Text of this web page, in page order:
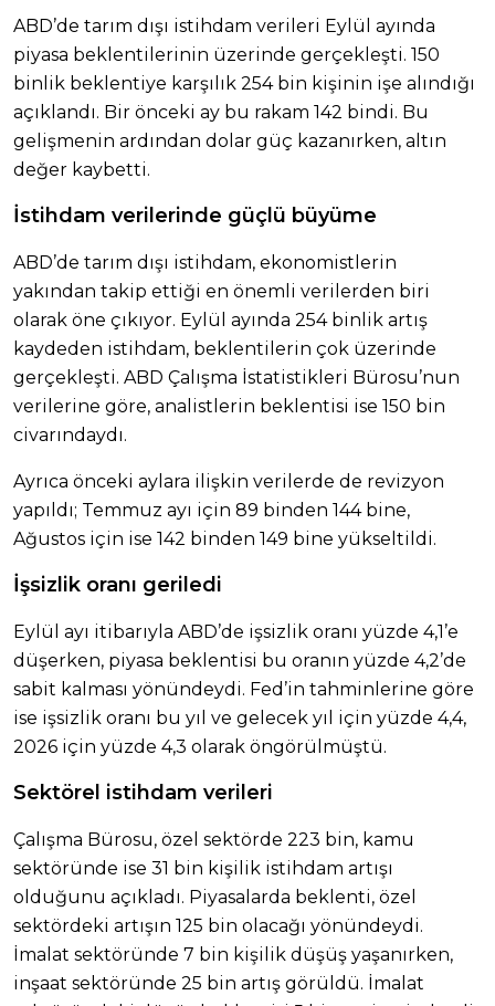
ABD’de tarım dışı istihdam verileri Eylül ayında
piyasa beklentilerinin üzerinde gerçekleşti. 150
binlik beklentiye karşılık 254 bin kişinin işe alındığı
açıklandı. Bir önceki ay bu rakam 142 bindi. Bu
gelişmenin ardından dolar güç kazanırken, altın
değer kaybetti.
İstihdam verilerinde güçlü büyüme
ABD’de tarım dışı istihdam, ekonomistlerin
yakından takip ettiği en önemli verilerden biri
olarak öne çıkıyor. Eylül ayında 254 binlik artış
kaydeden istihdam, beklentilerin çok üzerinde
gerçekleşti. ABD Çalışma İstatistikleri Bürosu’nun
verilerine göre, analistlerin beklentisi ise 150 bin
civarındaydı.
Ayrıca önceki aylara ilişkin verilerde de revizyon
yapıldı; Temmuz ayı için 89 binden 144 bine,
Ağustos için ise 142 binden 149 bine yükseltildi.
İşsizlik oranı geriledi
Eylül ayı itibarıyla ABD’de işsizlik oranı yüzde 4,1’e
düşerken, piyasa beklentisi bu oranın yüzde 4,2’de
sabit kalması yönündeydi. Fed’in tahminlerine göre
ise işsizlik oranı bu yıl ve gelecek yıl için yüzde 4,4,
2026 için yüzde 4,3 olarak öngörülmüştü.
Sektörel istihdam verileri
Çalışma Bürosu, özel sektörde 223 bin, kamu
sektöründe ise 31 bin kişilik istihdam artışı
olduğunu açıkladı. Piyasalarda beklenti, özel
sektördeki artışın 125 bin olacağı yönündeydi.
İmalat sektöründe 7 bin kişilik düşüş yaşanırken,
inşaat sektöründe 25 bin artış görüldü. İmalat